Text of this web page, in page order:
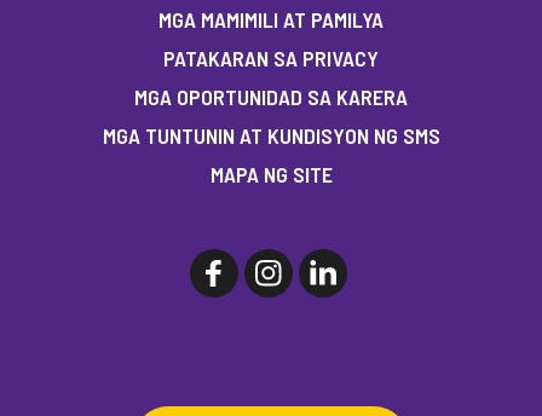
MGA MAMIMILI AT PAMILYA
PATAKARAN SA PRIVACY
MGA OPORTUNIDAD SA KARERA
MGA TUNTUNIN AT KUNDISYON NG SMS
MAPA NG SITE